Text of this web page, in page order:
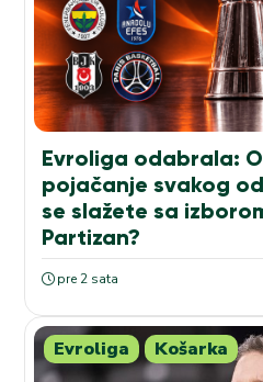
Evroliga odabrala:
pojačanje svakog
se slažete sa
Partizan?
pre 2 sata
Evroliga Košarka